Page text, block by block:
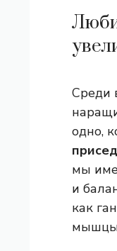
Среди
одно,
мы
и
как